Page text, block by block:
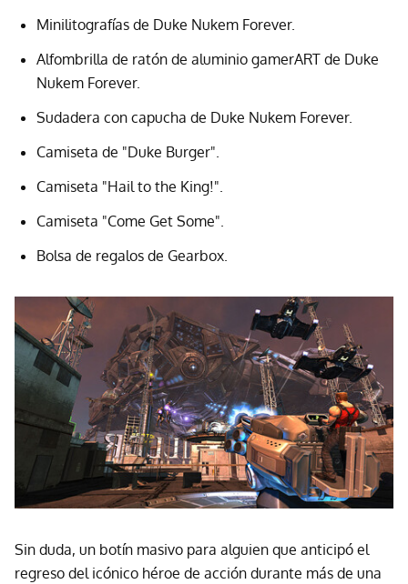
Minilitografías de Duke Nukem Forever.
Alfombrilla de ratón de aluminio gamerART de Duke
Nukem Forever.
Sudadera con capucha de Duke Nukem Forever.
Camiseta de "Duke Burger".
Camiseta "Hail to the King!".
Camiseta "Come Get Some".
Bolsa de regalos de Gearbox.
Sin duda, un botín masivo para alguien que anticipó el
regreso del icónico héroe de acción durante más de una